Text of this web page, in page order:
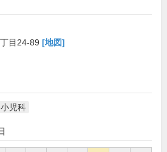
目24-89 [地図]
小児科